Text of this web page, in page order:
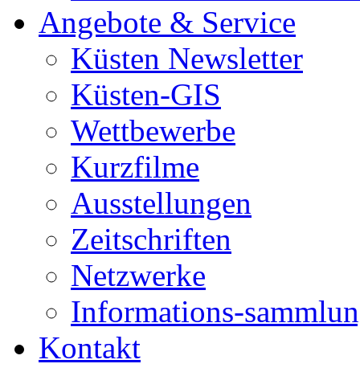
Angebote & Service
Küsten Newsletter
Küsten-GIS
Wettbewerbe
Kurzfilme
Ausstellungen
Zeitschriften
Netzwerke
Informations-
Kontakt